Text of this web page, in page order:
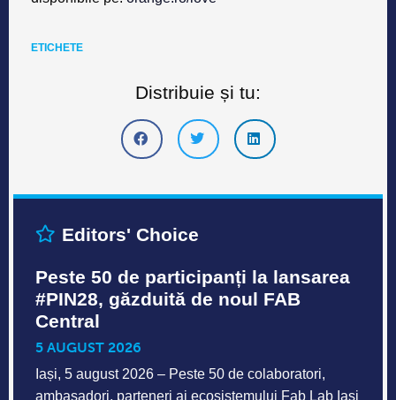
ETICHETE
Distribuie și tu:
Editors' Choice
Peste 50 de participanți la lansarea
#PIN28, găzduită de noul FAB
Central
5 AUGUST 2026
Iași, 5 august 2026 – Peste 50 de colaboratori,
ambasadori, parteneri ai ecosistemului Fab Lab Iași